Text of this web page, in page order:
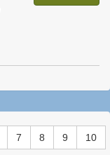
7 8 9 10